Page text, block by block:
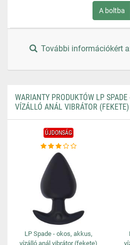
A boltba
További információkért
WARIANTY PRODUKTÓW LP SPADE
VÍZÁLLÓ ANÁL VIBRÁTOR (FEKETE)
ÚJDONSÁG
LP Spade - okos, akkus,
vízálló anál vibrátor (fekete)